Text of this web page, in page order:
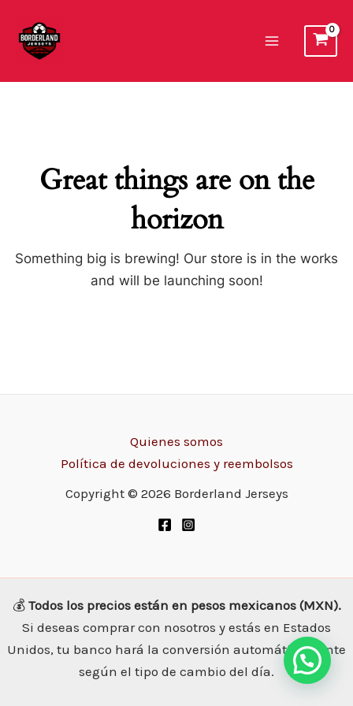
contenido
Great things are on the
horizon
Something big is brewing! Our store is in the works
and will be launching soon!
Quienes somos
Política de devoluciones y reembolsos
Copyright © 2026 Borderland Jerseys
💰 Todos los precios están en pesos mexicanos (MXN).
Si deseas comprar con nosotros y estás en Estados
Unidos, tu banco hará la conversión automáticamente
según el tipo de cambio del día.